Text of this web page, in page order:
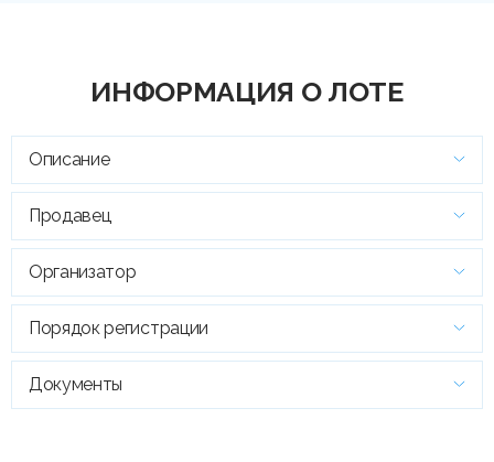
ИНФОРМАЦИЯ О ЛОТЕ
Описание
Продавец
Организатор
Порядок регистрации
Документы